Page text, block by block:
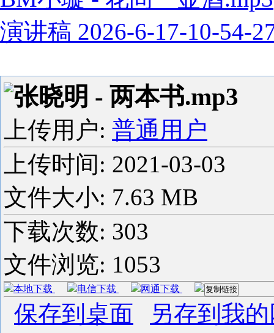
演讲稿 2026-6-17-10-54-
张晓明 - 两本书.mp3
上传用户: 普通用户
上传时间: 2021-03-03
文件大小: 7.63 MB
下载次数: 303
文件浏览: 1053
本地下载 电信下载 网通下载 复制链接
保存到桌面
另存到我